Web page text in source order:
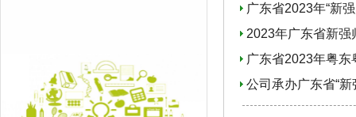
广东省2023年“新
2023年广东省新强
广东省2023年粤
公司承办广东省“